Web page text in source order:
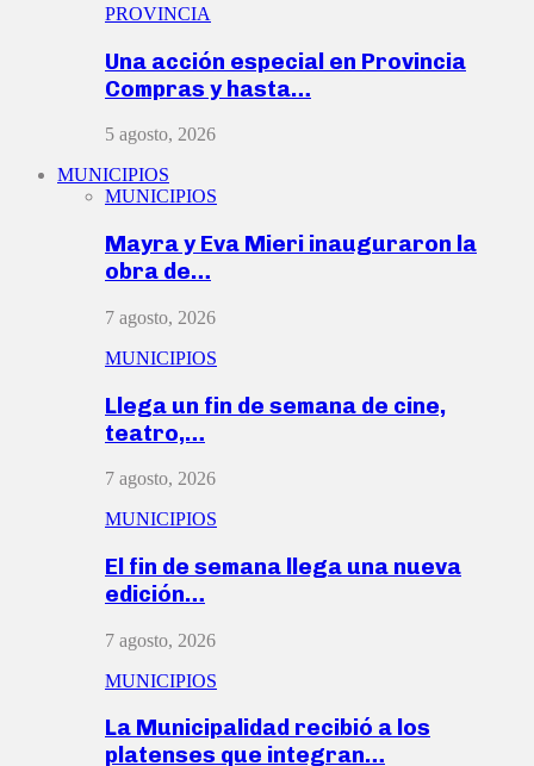
PROVINCIA
Una acción especial en Provincia
Compras y hasta…
5 agosto, 2026
MUNICIPIOS
MUNICIPIOS
Mayra y Eva Mieri inauguraron la
obra de…
7 agosto, 2026
MUNICIPIOS
Llega un fin de semana de cine,
teatro,…
7 agosto, 2026
MUNICIPIOS
El fin de semana llega una nueva
edición…
7 agosto, 2026
MUNICIPIOS
La Municipalidad recibió a los
platenses que integran…